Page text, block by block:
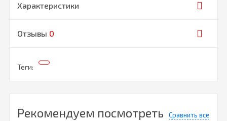
Характеристики
Отзывы 0
Теги:
Рекомендуем посмотреть Сравнить все